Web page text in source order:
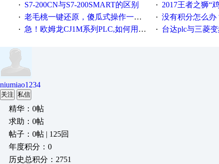
· S7-200CN与S7-200SMART的区别 · 2017王者之狮“鸡”情签到
· 老毛桃一键还原，傻瓜式操作一键轻松备份还原；程序为向导式安装，一键即可实现自动备份或还原系统。 · 没有积分怎么办
· 急！欧姆龙CJ1M系列PLC,如何用时间控制变频器。要求时间在组态王中可以自由输入！拜托各位大神了！ · 台达plc与三菱
niumiao1234
关注 私信
精华：0帖
求助：0帖
帖子：0帖 | 125回
年度积分：0
历史总积分：2751